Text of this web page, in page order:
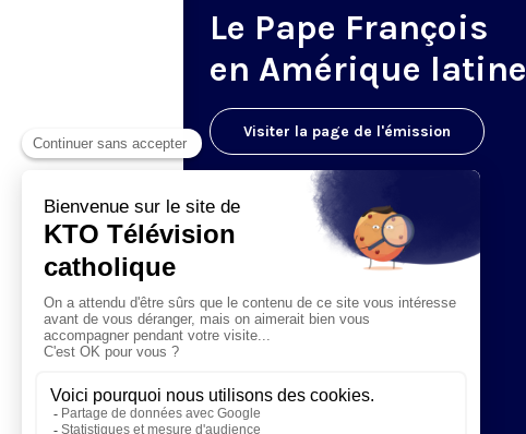
Le Pape François
en Amérique latine
Visiter la page de l'émission